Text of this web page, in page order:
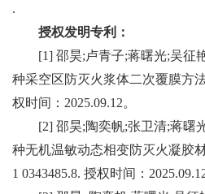
.
授权发明专利：
[1] 邵昊;卢青子;蒋曙光;吴征
种采空区防灭火浆体二次覆膜方
权时间： 2025.09.12。
[2] 邵昊;陶奕帆;张卫清;蒋曙
种无机温敏动态相变防灭火凝胶
1 0343485.8. 授权时间：